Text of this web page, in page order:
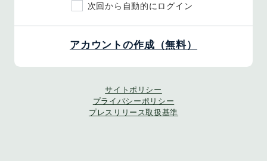
次回から自動的にログイン
アカウントの作成（無料）
サイトポリシー
プライバシーポリシー
プレスリリース取扱基準